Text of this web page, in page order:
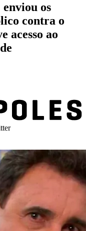
os
contra o
acesso ao